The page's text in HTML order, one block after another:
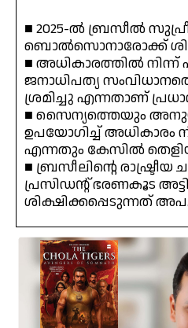
■ 2025-ൽ ബ്രസീൽ
ബൊൽസൊനാരോക്ക്
■ അധികാരത്തിൽ
ജനാധിപത്യ
ശ്രമിച്ചു എന്നതാണ്
■ സൈന്യത്തെയും
ഉപയോഗിച്ച് അധികാരം
എന്നതും കേസിൽ
■ ബ്രസീലിന്റെ
പ്രസിഡന്റ് ഭരണകൂട
ശിക്ഷിക്കപ്പെടുന്നത്